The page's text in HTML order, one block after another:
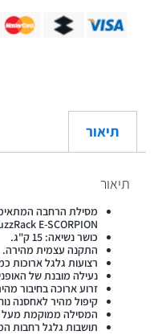
תיאור
תיאור
מסילת הרחבה
E-SCORPION.
כושר נשיאה: 15 ק"ג.
התקנה עצמית מהירה.
רצועות גלגל ארוכות
נעילה מובנת של
זרוע ארוכה בחיבור
קיפול מהיר לאחסנה
המסילה ממוקמת מעל
תושבות גלגל רחבות